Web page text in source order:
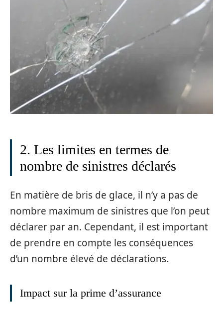
2. Les limites en termes de
nombre de sinistres déclarés
En matière de bris de glace, il n’y a pas de
nombre maximum de sinistres que l’on peut
déclarer par an. Cependant, il est important
de prendre en compte les conséquences
d’un nombre élevé de déclarations.
Impact sur la prime d’assurance